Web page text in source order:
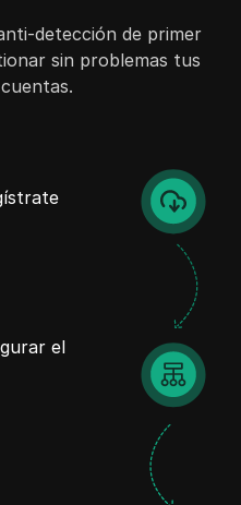
detección de primer
sin problemas tus
el